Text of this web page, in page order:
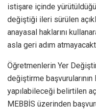
istişare içinde
değiştiği ileri sürülen
anayasal haklarını
asla geri adım
Öğretmenlerin Yer
değiştirme
yapılabileceği belirtilen
MEBBİS üzerinden